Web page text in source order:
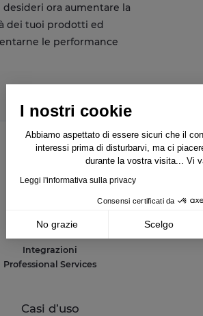
I nostri cookie
Abbiamo aspettato di essere sicuri che il
interessi prima di disturbarvi, ma ci
durante la vostra visita... Vi
Leggi l'informativa sulla privacy
Consensi certificati da
No grazie
Scelgo
Axeptio consent
Piattaforma di Gestione del Consenso:
desideri ora aumentare la
dei tuoi prodotti ed
le performance
NetRivals
Integrazioni
Professional Services
Casi d’uso